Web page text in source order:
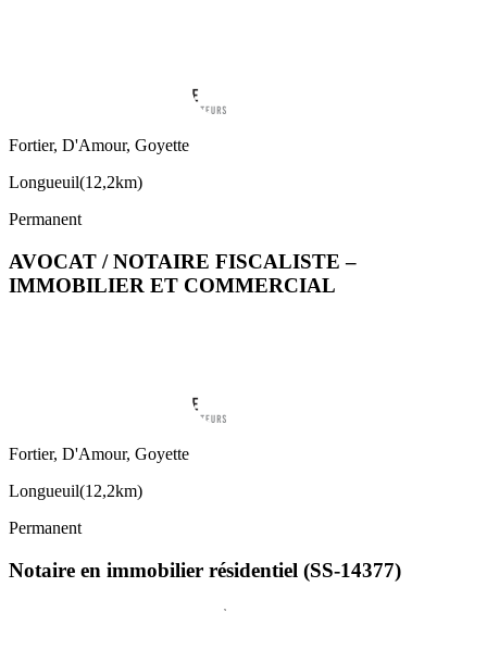
Fortier, D'Amour, Goyette
Longueuil(12,2km)
Permanent
AVOCAT / NOTAIRE FISCALISTE –
IMMOBILIER ET COMMERCIAL
Fortier, D'Amour, Goyette
Longueuil(12,2km)
Permanent
Notaire en immobilier résidentiel (SS-14377)